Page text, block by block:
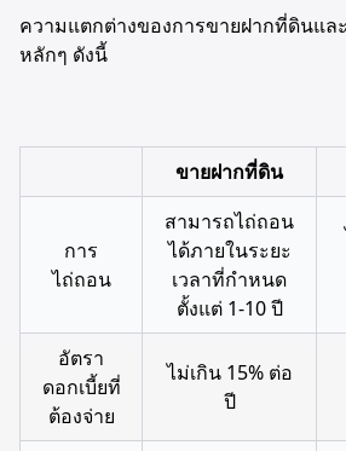
ความแตกต่างของการขายฝากที่ดินแล
หลักๆ ดังนี้
ขายฝากที่ดิน
การ
ไถ่ถอน
สามารถไถ่ถอน
ได้ภายในระยะ
เวลาที่กำหนด
ตั้งแต่ 1-10 ปี
อัตรา
ดอกเบี้ยที่
ต้องจ่าย
ไม่เกิน 15% ต่อ
ปี